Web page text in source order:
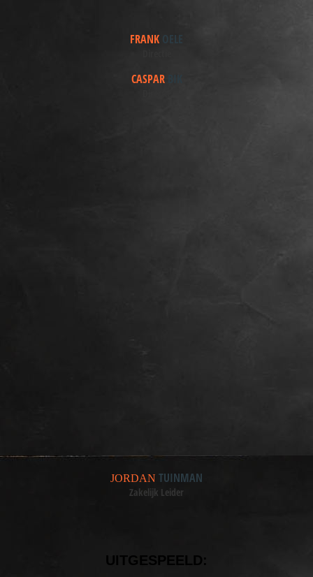
FRANK OELE
CASPAR
JORDAN TUINMAN
Zakelijk Leider
UITGESPEELD: